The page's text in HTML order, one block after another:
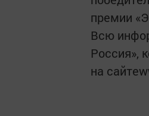
премии
Всю
Россия»,
на